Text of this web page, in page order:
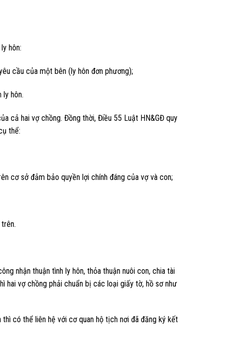
hôn:
cầu của một bên (ly hôn đơn phương);
hôn.
cả hai vợ chồng. Đồng thời, Điều 55 Luật HN&GĐ quy
thể:
cơ sở đảm bảo quyền lợi chính đáng của vợ và con;
nhận thuận tình ly hôn, thỏa thuận nuôi con, chia tài
hai vợ chồng phải chuẩn bị các loại giấy tờ, hồ sơ như
có thể liên hệ với cơ quan hộ tịch nơi đã đăng ký kết